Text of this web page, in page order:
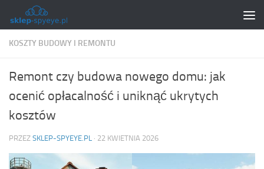
Skip to content
KOSZTY BUDOWY I REMONTU
Remont czy budowa nowego domu: jak
ocenić opłacalność i uniknąć ukrytych
kosztów
PRZEZ SKLEP-SPYEYE.PL · 22 KWIETNIA 2026